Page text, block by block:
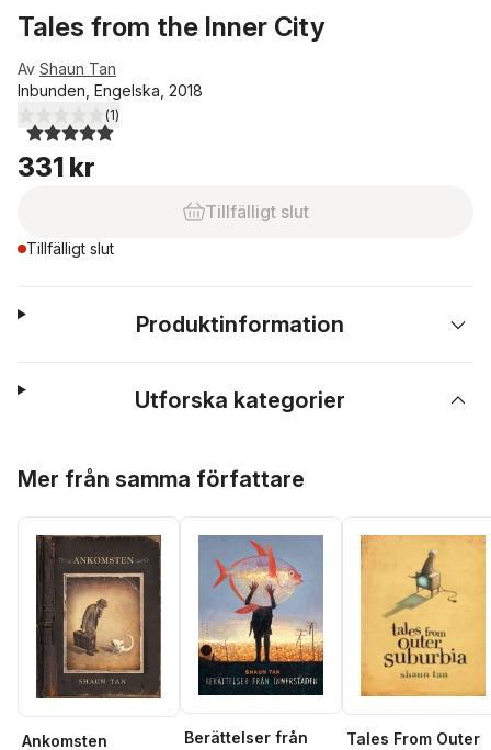
Tales from the Inner City
Av Shaun Tan
Inbunden, Engelska, 2018
5,0utav 5 stjärnor. Totalt antal röster:
(1)
331 kr
Tillfälligt slut
Tillfälligt slut
Produktinformation
Utforska kategorier
Mer från samma författare
Ankomsten
Berättelser från
Tales From Outer